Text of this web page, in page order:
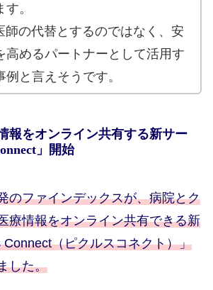
す。
師の代替とするのではなく、安
高めるパートナーとして活用す
例と言えそうです。
報をオンライン共有する新サー
」開始
のファインデックスが、病院とク
療情報をオンライン共有できる新
（ピクルスコネクト）」
した。